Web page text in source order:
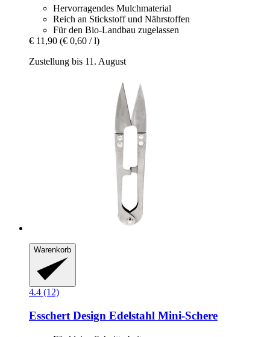
Hervorragendes Mulchmaterial
Reich an Stickstoff und Nährstoffen
Für den Bio-Landbau zugelassen
€ 11,90 (€ 0,60 / l)
Zustellung bis 11. August
Warenkorb
4.4 (12)
Esschert Design Edelstahl Mini-​Schere